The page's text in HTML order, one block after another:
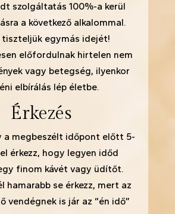
szolgáltatás 100%-a kerül
a következő alkalommal.
tiszteljük egymás idejét!
előfordulnak hirtelen nem
vagy betegség, ilyenkor
elbírálás lép életbe.
Érkezés
a megbeszélt időpont előtt 5-
érkezz, hogy legyen időd
finom kávét vagy üdítőt.
hamarabb se érkezz, mert az
vendégnek is jár az “én idő”